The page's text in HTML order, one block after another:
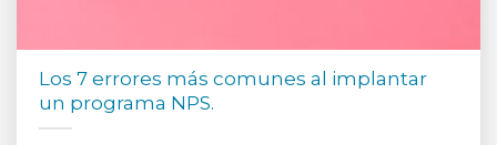
Los 7 errores más comunes al implantar
un programa NPS.